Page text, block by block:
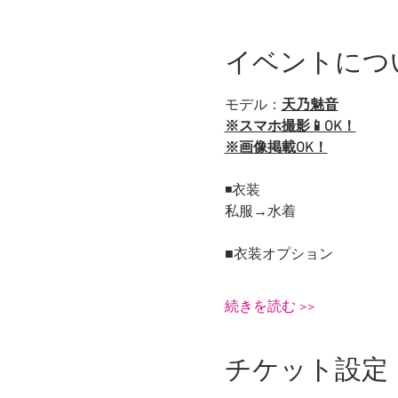
イベントにつ
モデル：天乃魅音
※スマホ撮影📱OK！
※画像掲載OK！
◾️衣装
私服→水着
■衣装オプション
続きを読む >>
チケット設定